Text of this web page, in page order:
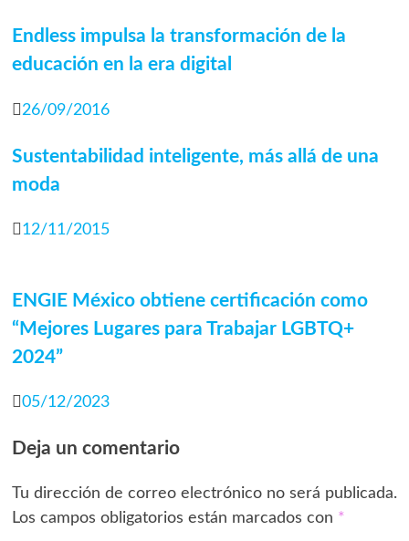
Endless impulsa la transformación de la
educación en la era digital
26/09/2016
Sustentabilidad inteligente, más allá de una
moda
12/11/2015
ENGIE México obtiene certificación como
“Mejores Lugares para Trabajar LGBTQ+
2024”
05/12/2023
Deja un comentario
Tu dirección de correo electrónico no será publicada.
Los campos obligatorios están marcados con *